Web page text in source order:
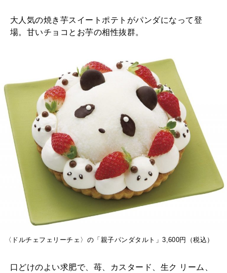
大人気の焼き芋スイートポテトがパンダになって登
場。甘いチョコとお芋の相性抜群。
〈ドルチェフェリーチェ〉の「親子パンダタルト」3,600円（税込）
口どけのよい求肥で、苺、カスタード、生ク リーム、